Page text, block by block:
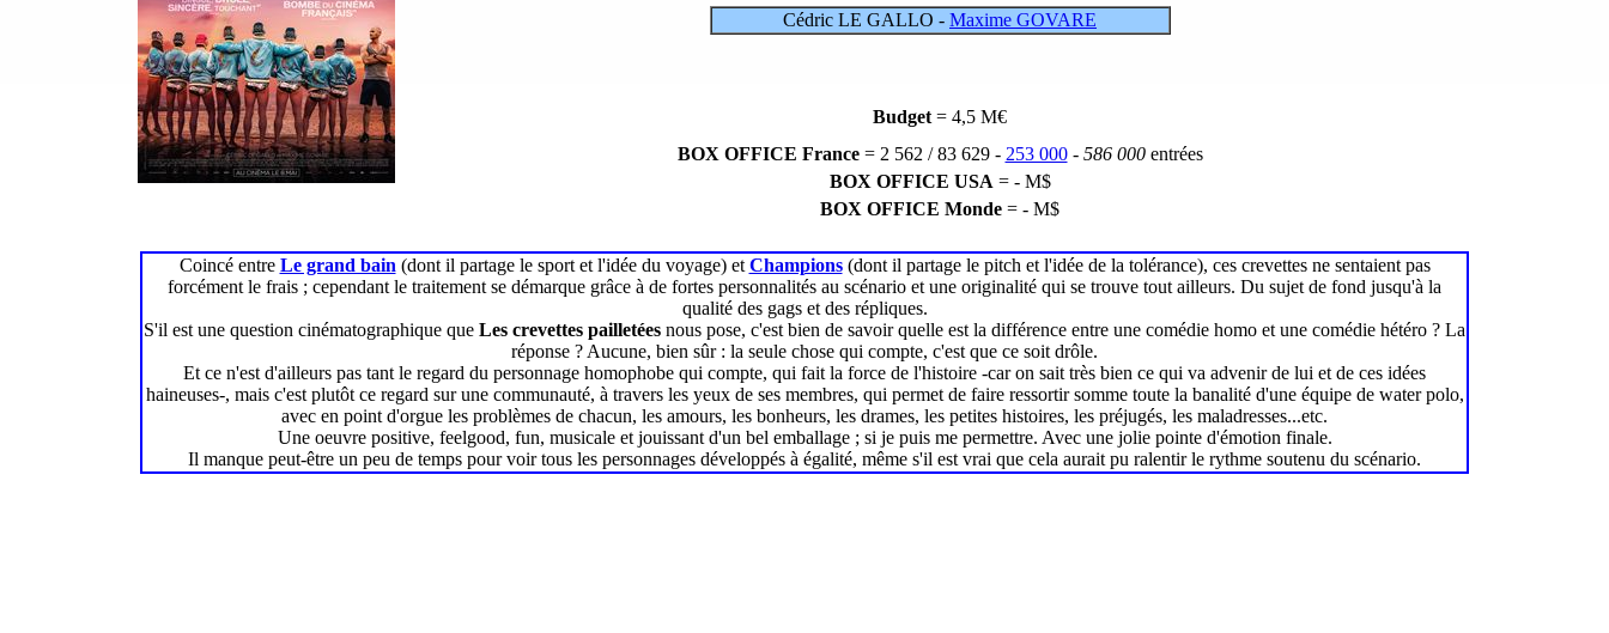
Cédric LE GALLO - Maxime GOVARE
Budget = 4,5 M€
BOX OFFICE France= 2 562 / 83 629 - 253 000- 586 000entrées
BOX OFFICE USA = - M$
BOX OFFICE Monde = - M$
Coincé entre Le grand bain (dont il partage le sport et l'idée du voyage) et Champions(dont il partage le pitch et l'idée de la tolérance), ces crevettes ne sentaient pas
forcément le frais ; cependant le traitement se démarque grâce à de fortes personnalités au scénario et une originalité qui se trouve tout ailleurs. Du sujet de fond jusqu'à la
qualité des gags et des répliques.
S'il est une question cinématographique que Les crevettes pailletées nous pose, c'est bien de savoir quelle est la différence entre une comédie homo et une comédie hétéro ? La
réponse ? Aucune, bien sûr : la seule chose qui compte, c'est que ce soit drôle.
Et ce n'est d'ailleurs pas tant le regard du personnage homophobe qui compte, qui fait la force de l'histoire -car on sait très bien ce qui va advenir de lui et de ces idées
haineuses-, mais c'est plutôt ce regard sur une communauté, à travers les yeux de ses membres, qui permet de faire ressortir somme toute la banalité d'une équipe de water polo,
avec en point d'orgue les problèmes de chacun, les amours, les bonheurs, les drames, les petites histoires, les préjugés, les maladresses...etc.
Une oeuvre positive, feelgood, fun, musicale et jouissant d'un bel emballage ; si je puis me permettre. Avec une jolie pointe d'émotion finale.
Il manque peut-être un peu de temps pour voir tous les personnages développés à égalité, même s'il est vrai que cela aurait pu ralentir le rythme soutenu du scénario.